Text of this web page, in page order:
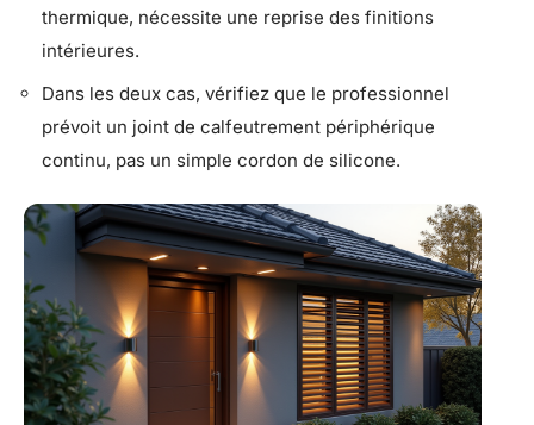
thermique, nécessite une reprise des finitions
intérieures.
Dans les deux cas, vérifiez que le professionnel
prévoit un joint de calfeutrement périphérique
continu, pas un simple cordon de silicone.